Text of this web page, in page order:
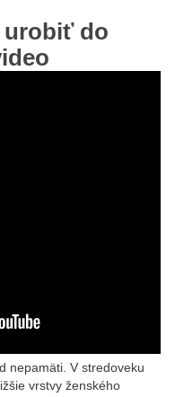
urobiť do
nepamäti. V stredoveku
vrstvy ženského